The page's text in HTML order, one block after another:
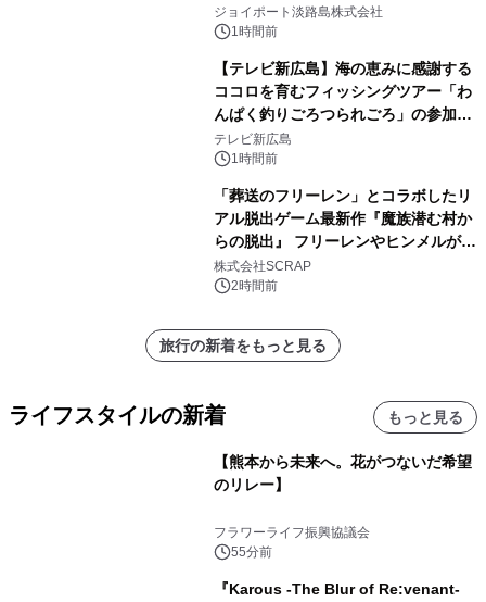
開始！
ジョイポート淡路島株式会社
1時間前
【テレビ新広島】海の恵みに感謝する
ココロを育むフィッシングツアー「わ
んぱく釣りごろつられごろ」の参加小
学生を募集
テレビ新広島
1時間前
「葬送のフリーレン」とコラボしたリ
アル脱出ゲーム最新作『魔族潜む村か
らの脱出』 フリーレンやヒンメルが武
器を手に魔族を見据える描き下ろしメ
インビジュアル公開
株式会社SCRAP
2時間前
旅行の新着をもっと見る
ライフスタイルの新着 もっと見る
【熊本から未来へ。花がつないだ希望
のリレー】
フラワーライフ振興協議会
55分前
『Karous -The Blur of Re:venant-